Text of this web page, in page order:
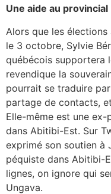
Une aide au provincial
Alors que les
le 3 octobre, Sylvie
québécois supportera
revendique la
pourrait se traduire
partage de contacts,
Elle-même est une
dans Abitibi-Est. Sur
exprimé son soutien à
péquiste dans Abitibi-
lignes, on ignore qui
Ungava.